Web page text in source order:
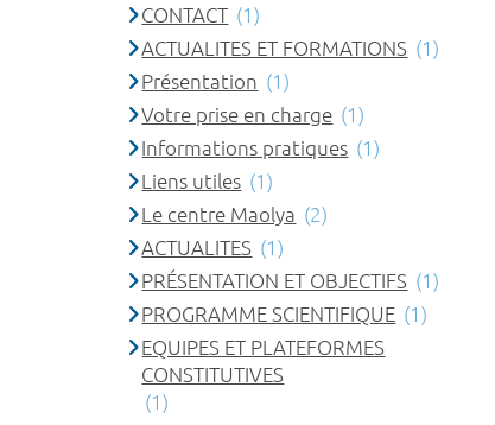
CONTACT (1)
ACTUALITES ET FORMATIONS (1)
Présentation (1)
Votre prise en charge (1)
Informations pratiques (1)
Liens utiles (1)
Le centre Maolya (2)
ACTUALITES (1)
PRÉSENTATION ET OBJECTIFS (1)
PROGRAMME SCIENTIFIQUE (1)
EQUIPES ET PLATEFORMES
CONSTITUTIVES
(1)